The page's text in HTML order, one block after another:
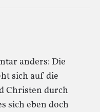
anders: Die
sich auf die
Christen durch
sich eben doch